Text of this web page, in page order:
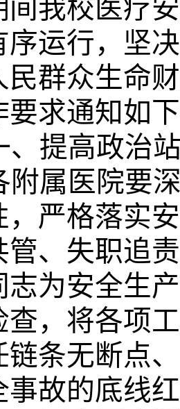
间我校医疗
序运行，坚
民群众生命
要求通知如
、提高政治
附属医院要
，严格落实
管、失职追
志为安全生
查， 将各项
链条无断点
事故的底线